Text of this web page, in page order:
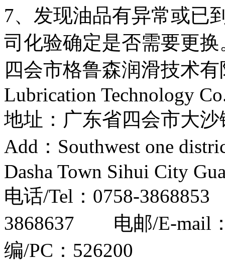
7、发现油品有异常或已
司化验确定是否需要更换
四会市格鲁森润滑技术
Lubrication Technology
地址：广东省四会市
Add：Southwest one
Dasha Town Sihui City
电话/Tel：0758-
3868637 电邮/E-mail
编/PC：526200